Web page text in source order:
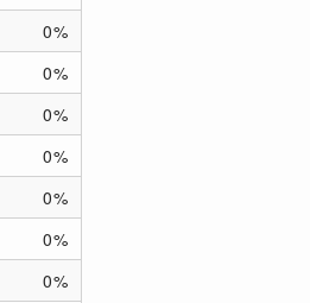
0%
0%
0%
0%
0%
0%
0%